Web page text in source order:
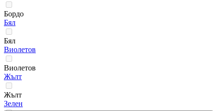
Бордо
Бял
Бял
Виолетов
Виолетов
Жълт
Жълт
Зелен